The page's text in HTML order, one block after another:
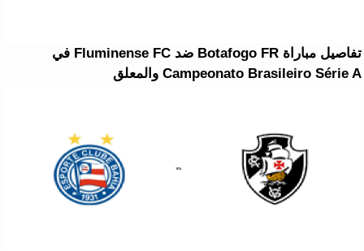
تفاصيل مباراة Botafogo FR ضد Fluminense FC في
Campeonato Brasileiro Série A والمعلق